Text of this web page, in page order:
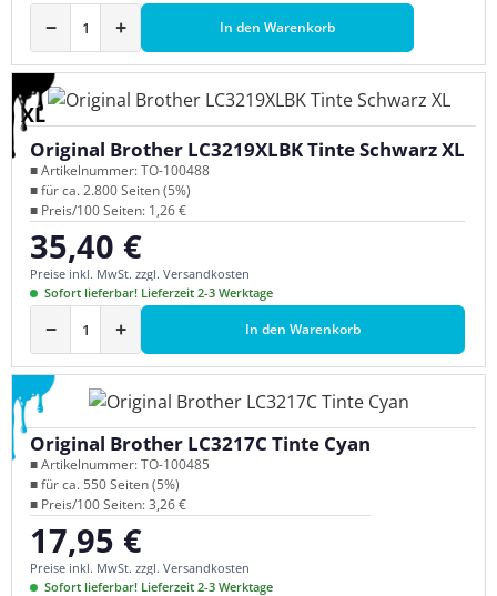
− + In den Warenkorb
XL
Original Brother LC3219XLBK Tinte Schwarz XL
■ Artikelnummer: TO-100488
■ für ca. 2.800 Seiten (5%)
■ Preis/100 Seiten: 1,26 €
Regulärer Preis:
35,40 €
Preise inkl. MwSt. zzgl. Versandkosten
Sofort lieferbar! Lieferzeit 2-3 Werktage
− + In den Warenkorb
Original Brother LC3217C Tinte Cyan
■ Artikelnummer: TO-100485
■ für ca. 550 Seiten (5%)
■ Preis/100 Seiten: 3,26 €
Regulärer Preis:
17,95 €
Preise inkl. MwSt. zzgl. Versandkosten
Sofort lieferbar! Lieferzeit 2-3 Werktage